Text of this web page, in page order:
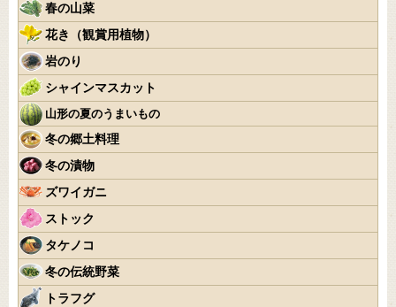
春の山菜
花き（観賞用植物）
岩のり
シャインマスカット
山形の夏のうまいもの
冬の郷土料理
冬の漬物
ズワイガニ
ストック
タケノコ
冬の伝統野菜
トラフグ